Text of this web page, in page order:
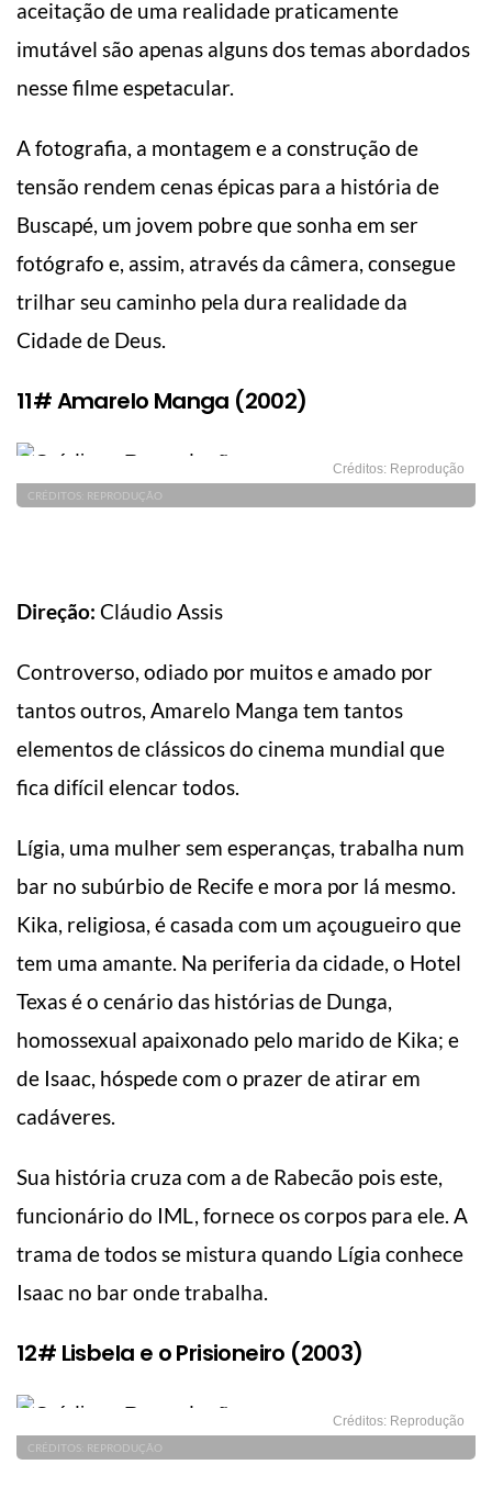
aceitação de uma realidade praticamente
imutável são apenas alguns dos temas abordados
nesse filme espetacular.
A fotografia, a montagem e a construção de
tensão rendem cenas épicas para a história de
Buscapé, um jovem pobre que sonha em ser
fotógrafo e, assim, através da câmera, consegue
trilhar seu caminho pela dura realidade da
Cidade de Deus.
11# Amarelo Manga (2002)
Créditos: Reprodução
CRÉDITOS: REPRODUÇÃO
Direção: Cláudio Assis
Controverso, odiado por muitos e amado por
tantos outros, Amarelo Manga tem tantos
elementos de clássicos do cinema mundial que
fica difícil elencar todos.
Lígia, uma mulher sem esperanças, trabalha num
bar no subúrbio de Recife e mora por lá mesmo.
Kika, religiosa, é casada com um açougueiro que
tem uma amante. Na periferia da cidade, o Hotel
Texas é o cenário das histórias de Dunga,
homossexual apaixonado pelo marido de Kika; e
de Isaac, hóspede com o prazer de atirar em
cadáveres.
Sua história cruza com a de Rabecão pois este,
funcionário do IML, fornece os corpos para ele. A
trama de todos se mistura quando Lígia conhece
Isaac no bar onde trabalha.
12# Lisbela e o Prisioneiro (2003)
Créditos: Reprodução
CRÉDITOS: REPRODUÇÃO